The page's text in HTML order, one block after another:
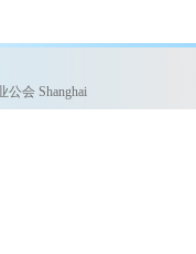
公会 Shanghai